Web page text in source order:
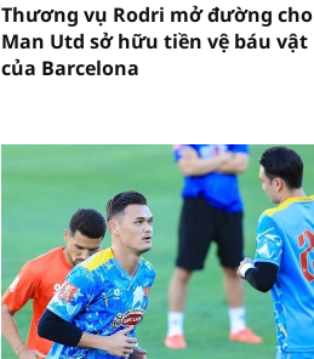
Thương vụ Rodri mở đường cho
Man Utd sở hữu tiền vệ báu vật
của Barcelona